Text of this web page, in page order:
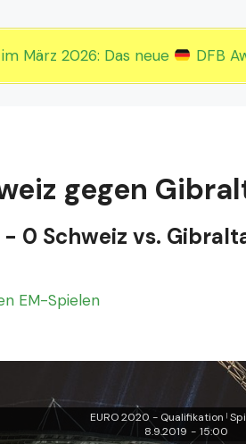
März 2026: Das neue DFB
gegen
0 Schweiz vs.
EM-Spielen
EURO 2020 - Qualifikation |
8.9.2019 - 15:00